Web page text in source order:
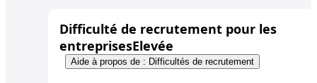
Difficulté de recrutement pour les
entreprisesElevée
Aide à propos de : Difficultés de recrutement